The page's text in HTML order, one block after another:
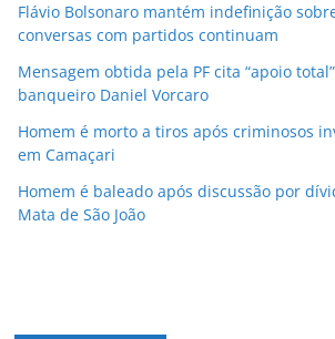
Flávio Bolsonaro mantém indefinição
conversas com partidos continuam
Mensagem obtida pela PF cita “apoio
banqueiro Daniel Vorcaro
Homem é morto a tiros após criminosos
em Camaçari
Homem é baleado após discussão por
Mata de São João